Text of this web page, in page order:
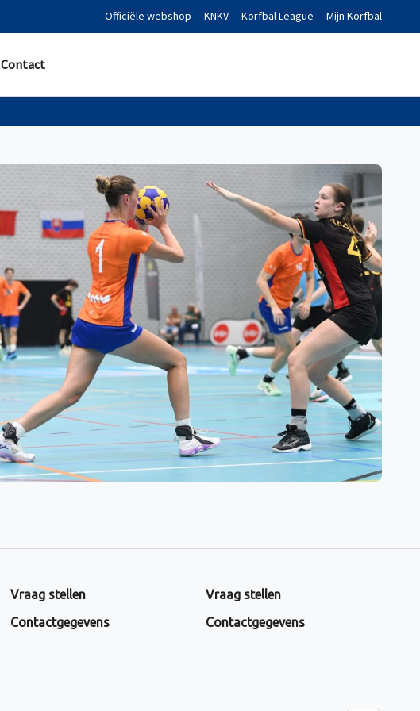
Officiële webshop KNKV Korfbal League Mijn Korfbal
Contact
Vraag stellen
Contactgegevens
Vraag stellen
Contactgegevens